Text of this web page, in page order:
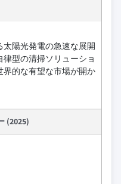
陽光発電の急速な展開
型の清掃ソリューショ
界的な有望な市場が開か
(2025)